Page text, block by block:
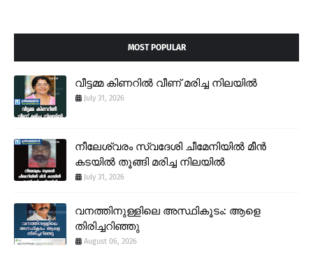
MOST POPULAR
വീട്ടമ്മ കിണറിൽ വീണ് മരിച്ച നിലയിൽ
July 31, 2026
നീലേശ്വരം സ്വദേശി ചീമേനിയിൽ മീൻ
കടയിൽ തൂങ്ങി മരിച്ച നിലയിൽ
July 31, 2026
വനത്തിനുള്ളിലെ അസ്ഥികൂടം: ആളെ
തിരിച്ചറിഞ്ഞു
August 06, 2026